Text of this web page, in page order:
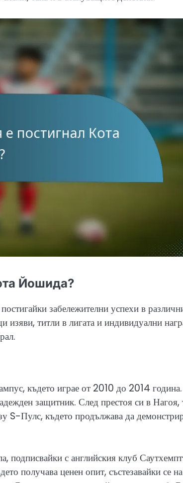
Йошида?
забележителни успехи в
изяви, титли в лигата и индивидуални
където играе от 2010 до 2014 година.
защитник. След престоя си в Нагоя,
S-Пулс, където продължава да
подписвайки с английския клуб
получава ценен опит, състезавайки се на